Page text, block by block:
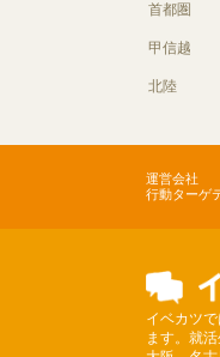
首都圏
甲信越
北陸
運営会社
行動ターゲ
イベカツ
ます。就